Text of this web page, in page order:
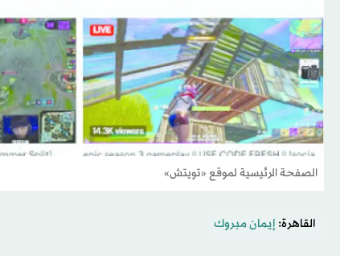
الصفحة الرئيسية لموقع «تويتش»
القاهرة: إيمان مبروك